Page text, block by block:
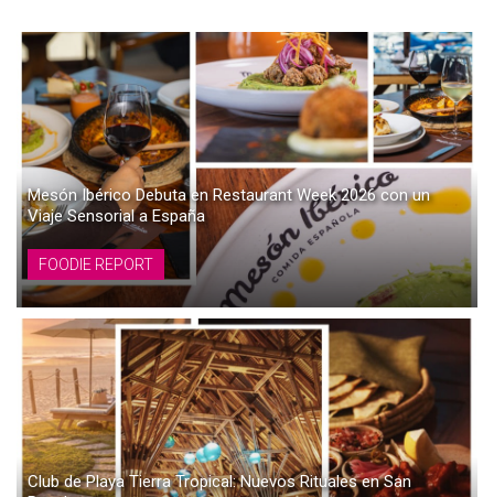
Mesón Ibérico Debuta en Restaurant Week 2026 con un
Viaje Sensorial a España
FOODIE REPORT
Club de Playa Tierra Tropical: Nuevos Rituales en San